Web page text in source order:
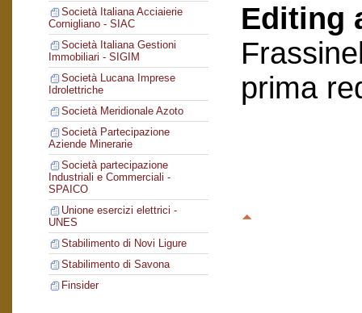
Società Italiana Acciaierie
Cornigliano - SIAC
Società Italiana Gestioni
Immobiliari - SIGIM
Società Lucana Imprese
Idrolettriche
Società Meridionale Azoto
Società Partecipazione
Aziende Minerarie
Società partecipazione
Industriali e Commerciali -
SPAICO
Unione esercizi elettrici -
UNES
Stabilimento di Novi Ligure
Stabilimento di Savona
Finsider
Editing
prima